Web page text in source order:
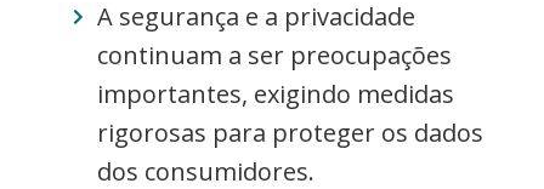
A segurança e a privacidade
continuam a ser preocupações
importantes, exigindo medidas
rigorosas para proteger os dados
dos consumidores.